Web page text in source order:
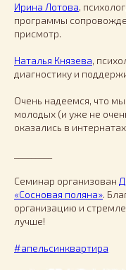
Ирина Лотова,
программы
присмотр.
Наталья Князева,
диагностику и
Очень надеемся, что
молодых (и уже не
оказались в
Семинар организован
«Сосновая поляна».
организацию и
лучше!
#апельсинквартира